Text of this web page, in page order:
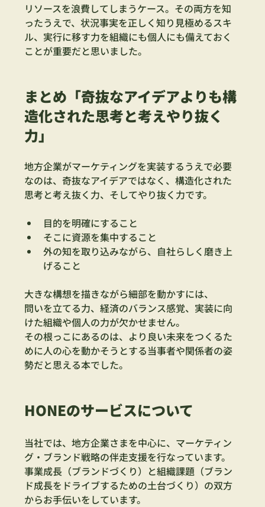
リソースを浪費してしまうケース。その両方を知
ったうえで、状況事実を正しく知り見極めるスキ
ル、実行に移す力を組織にも個人にも備えておく
ことが重要だと思いました。
まとめ「奇抜なアイデアよりも構
造化された思考と考えやり抜く
力」
地方企業がマーケティングを実装するうえで必要
なのは、奇抜なアイデアではなく、構造化された
思考と考え抜く力、そしてやり抜く力です。
目的を明確にすること
そこに資源を集中すること
外の知を取り込みながら、自社らしく磨き上
げること
大きな構想を描きながら細部を動かすには、
問いを立てる力、経済のバランス感覚、実装に向
けた組織や個人の力が欠かせません。
その根っこにあるのは、より良い未来をつくるた
めに人の心を動かそうとする当事者や関係者の姿
勢だと思える本でした。
HONEのサービスについて
当社では、地方企業さまを中心に、マーケティン
グ・ブランド戦略の伴走支援を行なっています。
事業成長（ブランドづくり）と組織課題（ブラン
ド成長をドライブするための土台づくり）の双方
からお手伝いをしています。